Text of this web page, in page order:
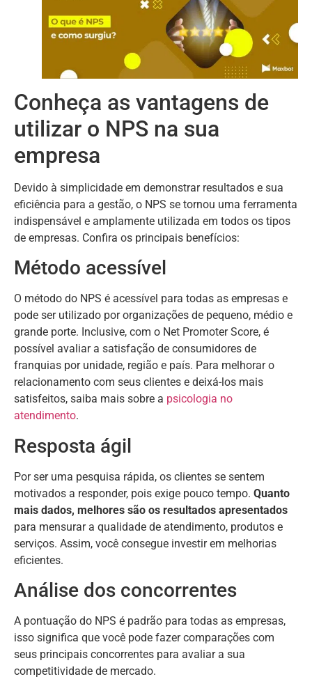
Conheça as vantagens de
utilizar o NPS na sua
empresa
Devido à simplicidade em demonstrar resultados e sua
eficiência para a gestão, o NPS se tornou uma ferramenta
indispensável e amplamente utilizada em todos os tipos
de empresas. Confira os principais benefícios:
Método acessível
O método do NPS é acessível para todas as empresas e
pode ser utilizado por organizações de pequeno, médio e
grande porte. Inclusive, com o Net Promoter Score, é
possível avaliar a satisfação de consumidores de
franquias por unidade, região e país. Para melhorar o
relacionamento com seus clientes e deixá-los mais
satisfeitos, saiba mais sobre a psicologia no
atendimento.
Resposta ágil
Por ser uma pesquisa rápida, os clientes se sentem
motivados a responder, pois exige pouco tempo. Quanto
mais dados, melhores são os resultados apresentados
para mensurar a qualidade de atendimento, produtos e
serviços. Assim, você consegue investir em melhorias
eficientes.
Análise dos concorrentes
A pontuação do NPS é padrão para todas as empresas,
isso significa que você pode fazer comparações com
seus principais concorrentes para avaliar a sua
competitividade de mercado.